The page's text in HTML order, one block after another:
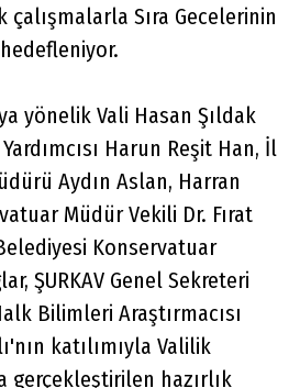
Sıra Gecelerinin
yönelik Vali Hasan Şıldak
Harun Reşit Han, İl
Aydın Aslan, Harran
Müdür Vekili Dr. Fırat
Konservatuar
ŞURKAV Genel Sekreteri
Bilimleri Araştırmacısı
katılımıyla Valilik
gerçekleştirilen hazırlık